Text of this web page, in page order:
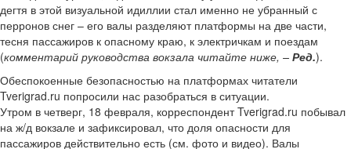
дегтя в этой визуальной идиллии стал именно не убранный с
перронов снег – его валы разделяют платформы на две части,
тесня пассажиров к опасному краю, к электричкам и поездам
(комментарий руководства вокзала читайте ниже, – Ред.).
Обеспокоенные безопасностью на платформах читатели
Tverigrad.ru попросили нас разобраться в ситуации.
Утром в четверг, 18 февраля, корреспондент Tverigrad.ru побывал
на ж/д вокзале и зафиксировал, что доля опасности для
пассажиров действительно есть (см. фото и видео). Валы